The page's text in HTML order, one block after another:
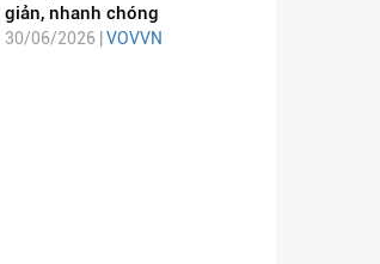
giản, nhanh chóng
30/06/2026 | VOVVN